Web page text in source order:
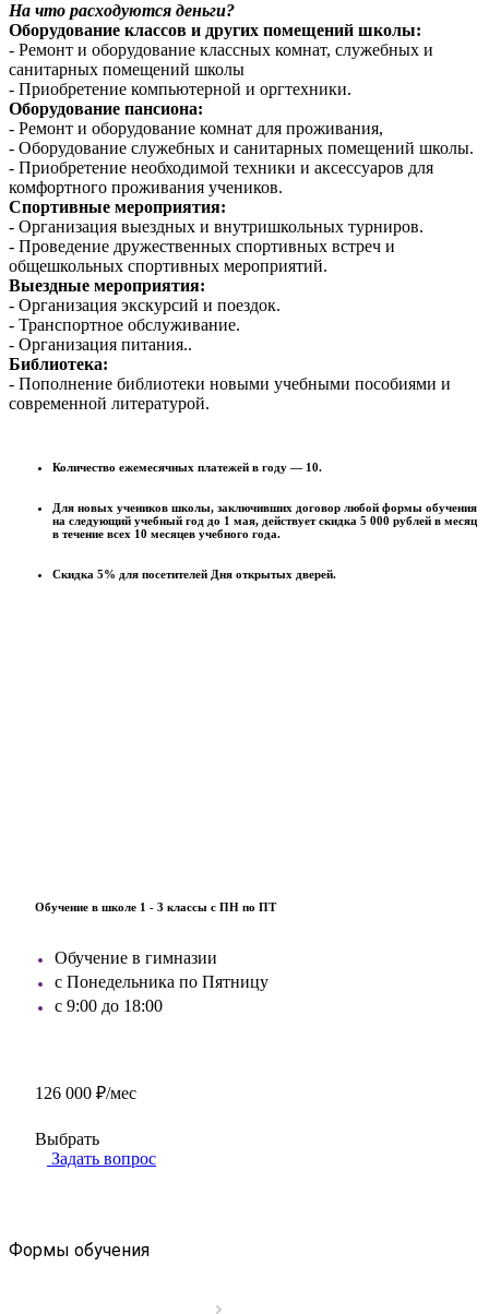
На что расходуются деньги?
Оборудование классов и других помещений школы:
- Ремонт и оборудование классных комнат, служебных и
санитарных помещений школы
- Приобретение компьютерной и оргтехники.
Оборудование пансиона:
- Ремонт и оборудование комнат для проживания,
- Оборудование служебных и санитарных помещений школы.
- Приобретение необходимой техники и аксессуаров для
комфортного проживания учеников.
Спортивные мероприятия:
- Организация выездных и внутришкольных турниров.
- Проведение дружественных спортивных встреч и
общешкольных спортивных мероприятий.
Выездные мероприятия:
- Организация экскурсий и поездок.
- Транспортное обслуживание.
- Организация питания..
Библиотека:
- Пополнение библиотеки новыми учебными пособиями и
современной литературой.
Количество ежемесячных платежей в году — 10.
Для новых учеников школы, заключивших договор любой формы обучения
на следующий учебный год до 1 мая, действует скидка 5 000 рублей в месяц
в течение всех 10 месяцев учебного года.
Скидка 5% для посетителей Дня открытых дверей.
Обучение в школе 1 - 3 классы с ПН по ПТ
Обучение в гимназии
с Понедельника по Пятницу
с 9:00 до 18:00
126 000 ₽/мес
Выбрать
Задать вопрос
Формы обучения